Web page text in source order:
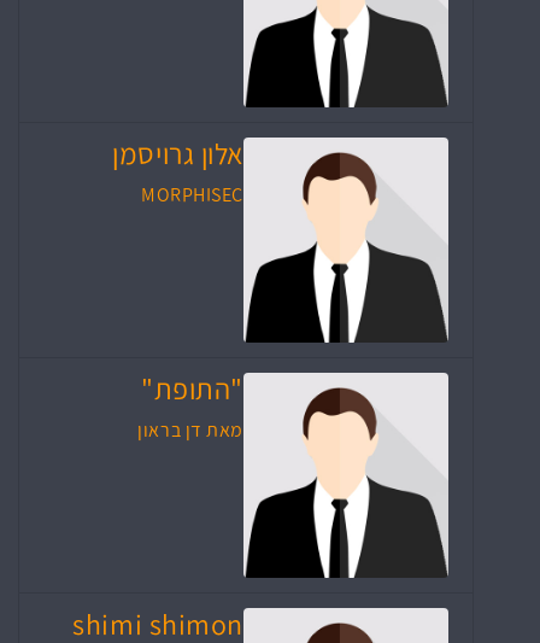
אלון גרויסמן
MORPHISEC
"התופת"
מאת דן בראון
shimi shimon